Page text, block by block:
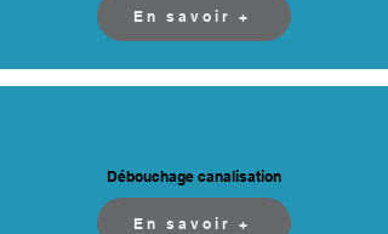
En savoir +
Débouchage canalisation
En savoir +